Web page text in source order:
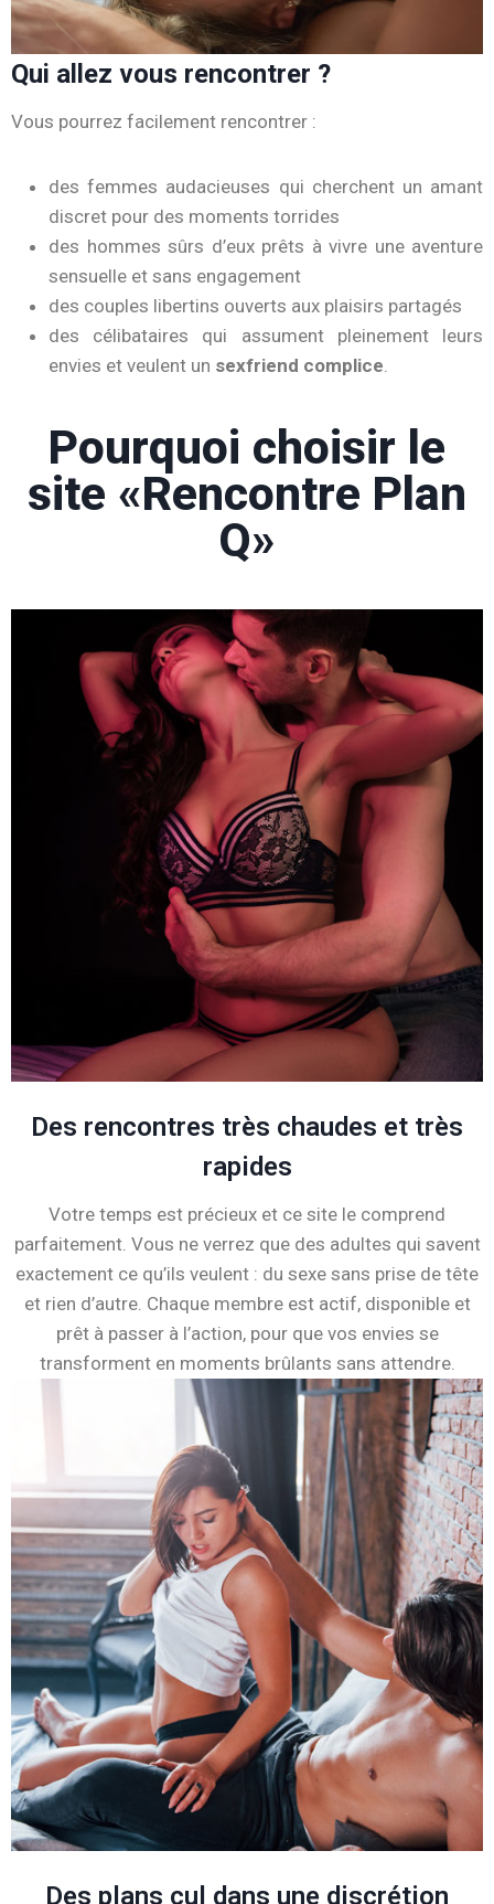
Qui allez vous rencontrer ?
Vous pourrez facilement rencontrer :
desfemmes audacieuses qui cherchent un amant
discret pour des moments torrides
des hommes sûrs d’eux prêts à vivre une aventure
sensuelle et sans engagement
des couples libertins ouverts aux plaisirs partagés
des célibataires qui assument pleinement leurs
envies et veulent un sexfriend complice
Pourquoi choisir le
site «Rencontre Plan
Q»
Des rencontres très chaudes et très
rapides
Votre temps est précieux et ce site le comprend
parfaitement. Vous ne verrez que des adultes qui savent
exactement ce qu’ils veulent : du sexe sans prise de tête
et rien d’autre. Chaque membre est actif, disponible et
prêt à passer à l’action, pour que vos envies se
transforment en moments brûlants sans attendre.
Des plans cul dans une discrétion